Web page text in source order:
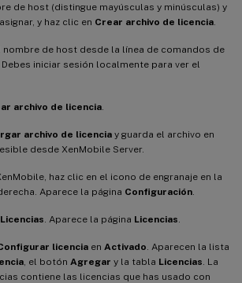
de host (distingue mayúsculas y minúsculas) y
y haz clic en Crear archivo de licencia
nombre de host desde la línea de comandos de
Debes iniciar sesión localmente para ver el
archivo de licencia
archivo de licencia y guarda el archivo en
desde XenMobile Server.
haz clic en el icono de engranaje en la
Aparece la página Configuración
Licencias . Aparece la página Licencias
licencia en Activado . Aparecen la lista
, el botón Agregar y la tabla Licencias . La
contiene las licencias que has usado con